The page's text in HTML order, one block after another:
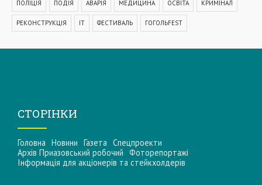
ПОЛІЦІЯ ПОДІЯ АВАРІЯ МЕДИЦИНА ОСВІТА КРИМІНАЛ
РЕКОНСТРУКЦІЯ IT ФЕСТИВАЛЬ ГОГОЛЬFEST
НАБЕРЕЖНА ПРЕМ'ЄРА УРЯД ВАКЦИНАЦІЯ
КУЛЬТУРА ЗАКОН ЗАКОНОПРОЕКТ УЗБЕРЕЖЖЯ
СТОРІНКИ
Головна Новини Газета Спецпроекти
Архів Приазовський робочий Фоторепортажі
Інформацiя для акцiонерiв та стейкхолдерiв